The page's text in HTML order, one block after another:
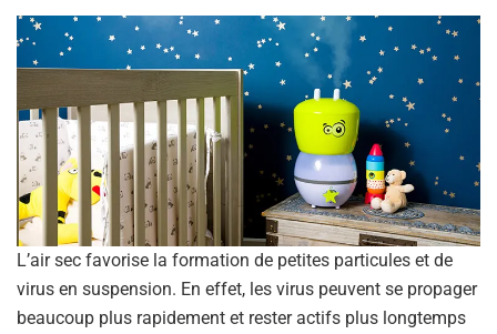
L’air sec favorise la formation de petites particules et de
virus en suspension. En effet, les virus peuvent se propager
beaucoup plus rapidement et rester actifs plus longtemps